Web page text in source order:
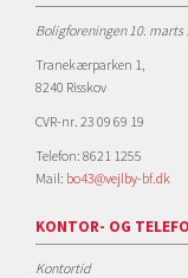
Boligforeningen 10. marts
Tranekærparken 1,
8240 Risskov
CVR-nr. 23 09 69 19
Telefon: 8621 1255
Mail: bo43@vejlby-bf.dk
KONTOR- OG
Kontortid